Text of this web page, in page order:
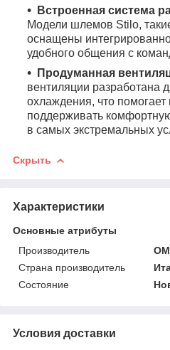
Встроенная система
Модели шлемов Stilo,
оснащены
удобного общения с
Продуманная
вентиляции разработана
охлаждения, что помогает
поддерживать
в самых экстремальных
Скрыть
Характеристики
Основные атрибуты
Производитель
Страна производитель
Состояние
Условия доставки